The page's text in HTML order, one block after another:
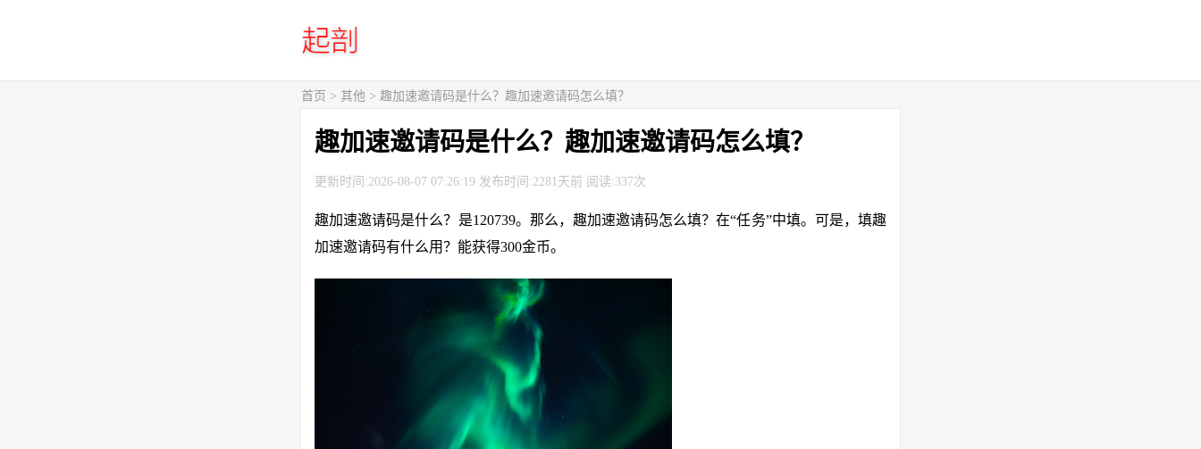
首页 > 其他 > 趣加速邀请码是什么？趣加速邀请码怎么填？
趣加速邀请码是什么？趣加速邀请码怎么填？
更新时间:2026-08-07 07:26:19 发布时间:2281天前 阅读:337次
趣加速邀请码是什么？是120739。那么，趣加速邀请码怎么填？在“任务”中填。可是，填趣
加速邀请码有什么用？能获得300金币。